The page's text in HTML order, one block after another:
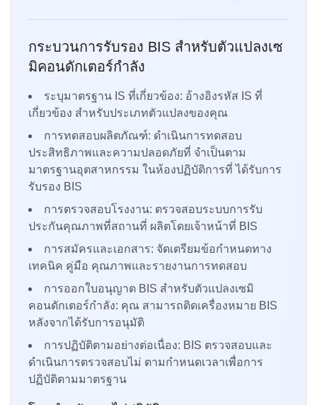
กระบวนการรับรอง BIS สำหรับตัวแปลงเซ
มิคอนดักเตอร์กำลัง
ระบุมาตรฐาน IS ที่เกี่ยวข้อง: อ้างอิงรหัส IS ที่
เกี่ยวข้อง สำหรับประเภทตัวแปลงของคุณ
การทดสอบผลิตภัณฑ์: ดำเนินการทดสอบ
ประสิทธิภาพและความปลอดภัยที่ จำเป็นตาม
มาตรฐานอุตสาหกรรม ในห้องปฏิบัติการที่ ได้รับการ
รับรอง BIS
การตรวจสอบโรงงาน: ตรวจสอบระบบการรับ
ประกันคุณภาพที่สถานที่ ผลิตโดยเจ้าหน้าที่ BIS
การสมัครและเอกสาร: จัดเตรียมข้อกำหนดทาง
เทคนิค คู่มือ คุณภาพและรายงานการทดสอบ
การออกใบอนุญาต BIS สำหรับตัวแปลงเซมิ
คอนดักเตอร์กำลัง: คุณ สามารถติดเครื่องหมาย BIS
หลังจากได้รับการอนุมัติ
การปฏิบัติตามอย่างต่อเนื่อง: BIS ตรวจสอบและ
ดำเนินการตรวจสอบไม่ ตามกำหนดเวลาเพื่อการ
ปฏิบัติตามมาตรฐาน